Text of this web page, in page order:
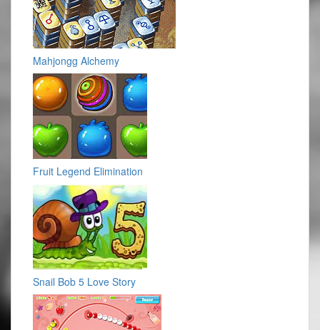
Mahjongg Alchemy
Fruit Legend Elimination
Snail Bob 5 Love Story